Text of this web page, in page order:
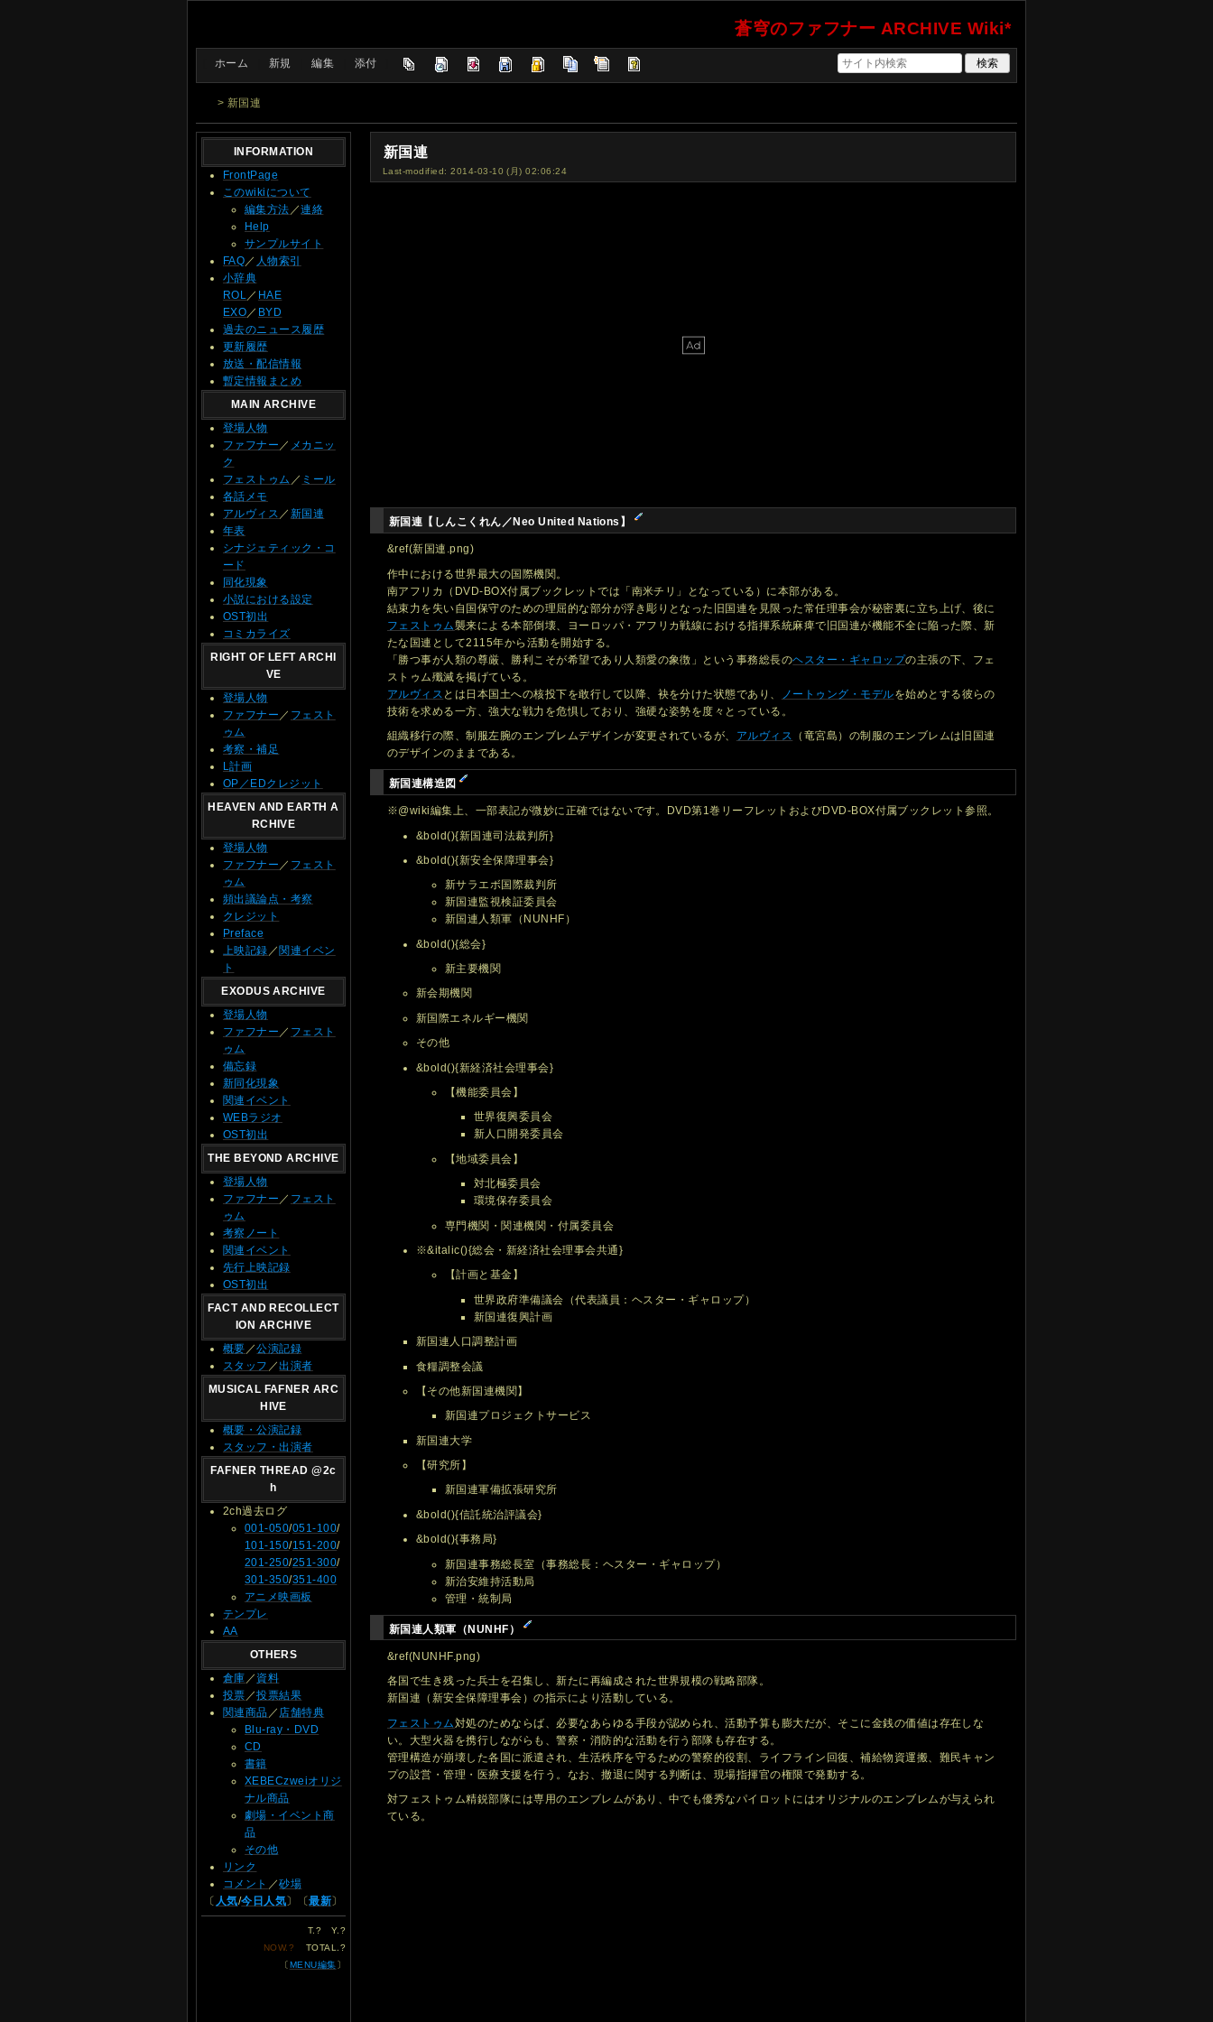
蒼穹のファフナー ARCHIVE Wiki*
ホーム 新規 編集 添付
> 新国連
新国連
Last-modified: 2014-03-10 (月) 02:06:24
新国連【しんこくれん／Neo United Nations】
&ref(新国連.png)
作中における世界最大の国際機関。
南アフリカ（DVD-BOX付属ブックレットでは「南米チリ」となっている）に本部がある。
結束力を失い自国保守のための理屈的な部分が浮き彫りとなった旧国連を見限った常任理事会が秘密裏に立ち上げ、後に
フェストゥム襲来による本部倒壊、ヨーロッパ・アフリカ戦線における指揮系統麻痺で旧国連が機能不全に陥った際、新
たな国連として2115年から活動を開始する。
「勝つ事が人類の尊厳、勝利こそが希望であり人類愛の象徴」という事務総長のヘスター・ギャロップの主張の下、フェ
ストゥム殲滅を掲げている。
アルヴィス とは日本国土への核投下を敢行して以降、袂を分けた状態であり、 ノートゥング・モデルを始めとする彼らの
技術を求める一方、強大な戦力を危惧しており、強硬な姿勢を度々とっている。
組織移行の際、制服左腕のエンブレムデザインが変更されているが、 アルヴィス （竜宮島）の制服のエンブレムは旧国連
のデザインのままである。
新国連構造図
※@wiki編集上、一部表記が微妙に正確ではないです。DVD第1巻リーフレットおよびDVD-BOX付属ブックレット参照。
&bold(){新国連司法裁判所}
&bold(){新安全保障理事会}
新サラエボ国際裁判所
新国連監視検証委員会
新国連人類軍（NUNHF）
&bold(){総会}
新主要機関
新会期機関
新国際エネルギー機関
その他
&bold(){新経済社会理事会}
【機能委員会】
世界復興委員会
新人口開発委員会
【地域委員会】
対北極委員会
環境保存委員会
専門機関・関連機関・付属委員会
※&italic(){総会・新経済社会理事会共通}
【計画と基金】
世界政府準備議会（代表議員：ヘスター・ギャロップ）
新国連復興計画
新国連人口調整計画
食糧調整会議
【その他新国連機関】
新国連プロジェクトサービス
新国連大学
【研究所】
新国連軍備拡張研究所
&bold(){信託統治評議会}
&bold(){事務局}
新国連事務総長室（事務総長：ヘスター・ギャロップ）
新治安維持活動局
管理・統制局
新国連人類軍（NUNHF）
&ref(NUNHF.png)
各国で生き残った兵士を召集し、新たに再編成された世界規模の戦略部隊。
新国連（新安全保障理事会）の指示により活動している。
フェストゥム対処のためならば、必要なあらゆる手段が認められ、活動予算も膨大だが、そこに金銭の価値は存在しな
い。大型火器を携行しながらも、警察・消防的な活動を行う部隊も存在する。
管理構造が崩壊した各国に派遣され、生活秩序を守るための警察的役割、ライフライン回復、補給物資運搬、難民キャン
プの設営・管理・医療支援を行う。なお、撤退に関する判断は、現場指揮官の権限で発動する。
対フェストゥム精鋭部隊には専用のエンブレムがあり、中でも優秀なパイロットにはオリジナルのエンブレムが与えられ
ている。
INFORMATION
FrontPage
このwikiについて
編集方法 ／連絡
Help
サンプルサイト
FAQ／ 人物索引
小辞典
ROL／ HAE
EXO／ BYD
過去のニュース履歴
更新履歴
放送・配信情報
暫定情報まとめ
MAIN ARCHIVE
登場人物
ファフナー ／ メカニッ
ク
フェストゥム ／ ミール
各話メモ
アルヴィス ／ 新国連
年表
シナジェティック・コ
ード
同化現象
小説における設定
OST初出
コミカライズ
RIGHT OF LEFT ARCHI
VE
登場人物
ファフナー ／ フェスト
ゥム
考察・補足
L計画
OP／EDクレジット
HEAVEN AND EARTH A
RCHIVE
登場人物
ファフナー ／ フェスト
ゥム
頻出議論点・考察
クレジット
Preface
上映記録 ／ 関連イベン
ト
EXODUS ARCHIVE
登場人物
ファフナー ／ フェスト
ゥム
備忘録
新同化現象
関連イベント
WEBラジオ
OST初出
THE BEYOND ARCHIVE
登場人物
ファフナー ／ フェスト
ゥム
考察ノート
関連イベント
先行上映記録
OST初出
FACT AND RECOLLECT
ION ARCHIVE
概要 ／公演記録
スタッフ ／出演者
MUSICAL FAFNER ARC
HIVE
概要・公演記録
スタッフ・出演者
FAFNER THREAD @2c
h
2ch過去ログ
001-050/051-100/
101-150/151-200/
201-250/251-300/
301-350/351-400
アニメ映画板
テンプレ
AA
OTHERS
倉庫 ／ 資料
投票 ／投票結果
関連商品 ／ 店舗特典
Blu-ray・DVD
CD
書籍
XEBECzweiオリジ
ナル商品
劇場・イベント商
品
その他
リンク
コメント ／砂場
〔 人気/今日人気〕〔最新〕
T. ? Y. ?
NOW.? TOTAL. ?
〔MENU編集〕